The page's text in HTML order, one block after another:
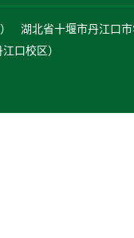
湖北省十堰市丹江口
口校区）